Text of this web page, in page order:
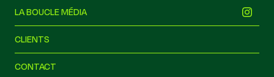
LA BOUCLE MÉDIA
CLIENTS
CONTACT